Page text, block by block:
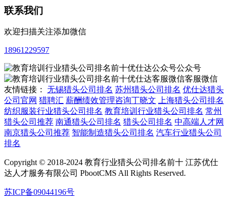
联系我们
欢迎扫描关注添加微信
18961229597
公众号
客服微信
友情链接： 无锡猎头公司排名 苏州猎头公司排名 优仕达猎头
公司官网 猎聘汇 薪酬绩效管理咨询丁晓文
上海猎头公司排名
纺织服装行业猎头公司排名 教育培训行业猎头公司排名 常州
猎头公司推荐 南通猎头公司排名 猎头公司排名 中高端人才网
南京猎头公司推荐 智能制造猎头公司排名 汽车行业猎头公司
排名
Copyright © 2018-2024 教育行业猎头公司排名前十 江苏优仕
达人才服务有限公司 PbootCMS All Rights Reserved.
苏ICP备09044196号